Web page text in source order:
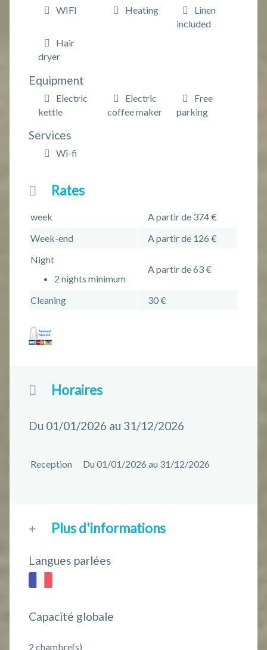
WIFI Heating
Linen
included
Hair
dryer
Equipment
Electric
kettle
Electric
coffee maker
Free
parking
Services
Wi-fi
Rates
week
A partir de 374 €
Week-end
A partir de 126 €
Night
2 nights minimum
A partir de 63 €
Cleaning 30 €
Horaires
Du 01/01/2026 au 31/12/2026
Reception Du 01/01/2026 au 31/12/2026
Plus d'informations
Langues parlées
Capacité globale
2 chambre(s)